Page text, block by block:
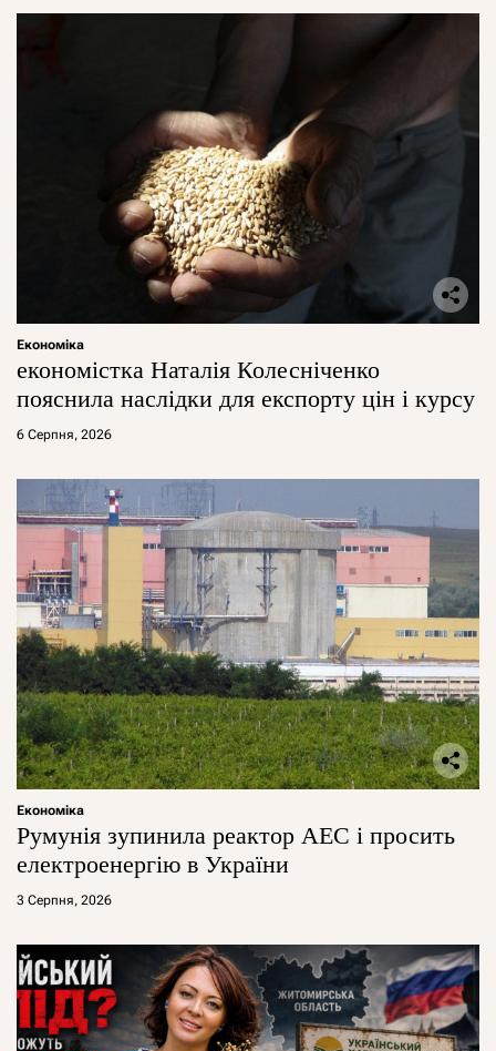
Економіка
економістка Наталія Колесніченко
пояснила наслідки для експорту цін і курсу
6 Серпня, 2026
Економіка
Румунія зупинила реактор АЕС і просить
електроенергію в України
3 Серпня, 2026